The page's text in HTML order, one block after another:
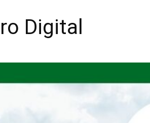
Digital